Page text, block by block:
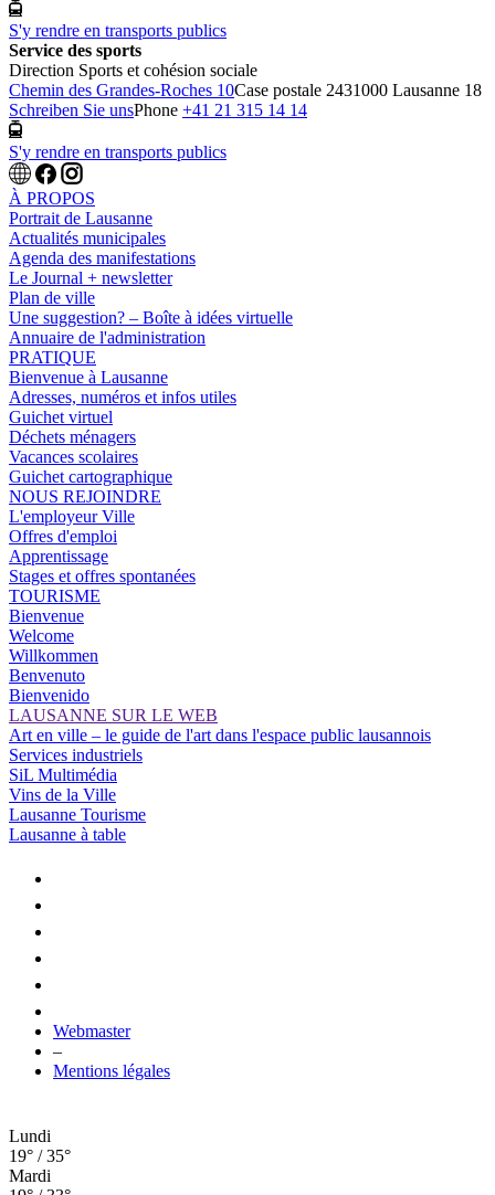
S'y rendre en transports publics
Service des sports
Direction Sports et cohésion sociale
Chemin des Grandes-Roches 10Case postale 2431000 Lausanne 18
Schreiben Sie unsPhone +41 21 315 14 14
S'y rendre en transports publics
À PROPOS
Portrait de Lausanne
Actualités municipales
Agenda des manifestations
Le Journal + newsletter
Plan de ville
Une suggestion? – Boîte à idées virtuelle
Annuaire de l'administration
PRATIQUE
Bienvenue à Lausanne
Adresses, numéros et infos utiles
Guichet virtuel
Déchets ménagers
Vacances scolaires
Guichet cartographique
NOUS REJOINDRE
L'employeur Ville
Offres d'emploi
Apprentissage
Stages et offres spontanées
TOURISME
Bienvenue
Welcome
Willkommen
Benvenuto
Bienvenido
LAUSANNE SUR LE WEB
Art en ville – le guide de l'art dans l'espace public lausannois
Services industriels
SiL Multimédia
Vins de la Ville
Lausanne Tourisme
Lausanne à table
Webmaster
–
Mentions légales
Lundi
19° / 35°
Mardi